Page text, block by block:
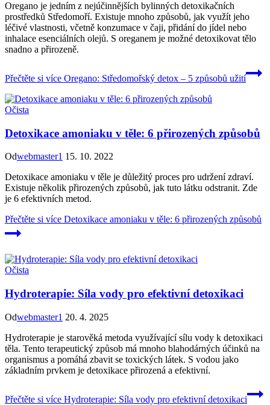
Oregano je jedním z nejúčinnějších bylinných detoxikačních
prostředků Středomoří. Existuje mnoho způsobů, jak využít jeho
léčivé vlastnosti, včetně konzumace v čaji, přidání do jídel nebo
inhalace esenciálních olejů. S oreganem je možné detoxikovat tělo
snadno a přirozeně.
Přečtěte si více Oregano: Středomořský detox – 5 způsobů užití
Očista
Detoxikace amoniaku v těle: 6 přirozených způsobů
Odwebmaster1 15. 10. 2022
Detoxikace amoniaku v těle je důležitý proces pro udržení zdraví.
Existuje několik přirozených způsobů, jak tuto látku odstranit. Zde
je 6 efektivních metod.
Přečtěte si více Detoxikace amoniaku v těle: 6 přirozených způsobů
Očista
Hydroterapie: Síla vody pro efektivní detoxikaci
Odwebmaster1 20. 4. 2025
Hydroterapie je starověká metoda využívající sílu vody k detoxikaci
těla. Tento terapeutický způsob má mnoho blahodárných účinků na
organismus a pomáhá zbavit se toxických látek. S vodou jako
základním prvkem je detoxikace přirozená a efektivní.
Přečtěte si více Hydroterapie: Síla vody pro efektivní detoxikaci